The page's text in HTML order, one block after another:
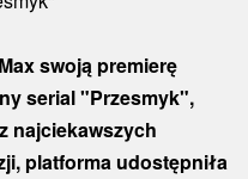
swoją premierę
serial "Przesmyk",
najciekawszych
platforma udostępniła